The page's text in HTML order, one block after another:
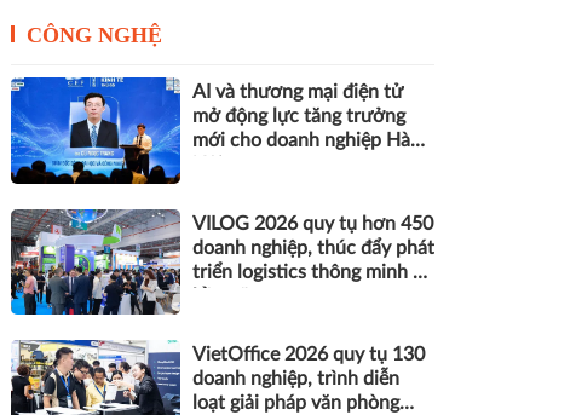
CÔNG NGHỆ
AI và thương mại điện tử
mở động lực tăng trưởng
mới cho doanh nghiệp Hà
VILOG 2026 quy tụ hơn 450
doanh nghiệp, thúc đẩy phát
triển logistics thông minh và
VietOffice 2026 quy tụ 130
doanh nghiệp, trình diễn
loạt giải pháp văn phòng